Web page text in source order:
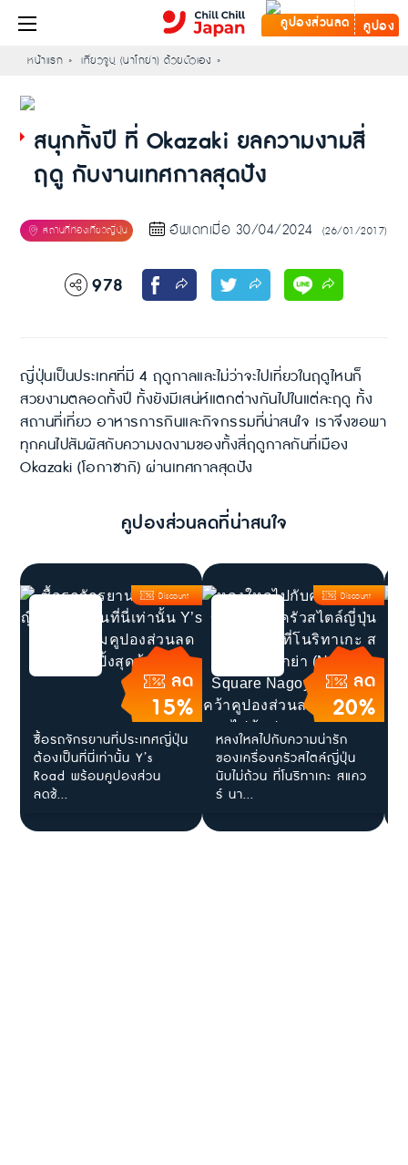
คูปอง
หน้าแรก เที่ยวจูบุ (นาโกย่า) ด้วยตัวเอง
สนุกทั้งปี ที่ Okazaki ยลความงามสี่
ฤดู กับงานเทศกาลสุดปัง
อัพเดทเมื่อ 30/04/2024 (26/01/2017)
978
ญี่ปุ่นเป็นประเทศที่มี 4 ฤดูกาลและไม่ว่าจะไปเที่ยวในฤดูไหนก็
สวยงามตลอดทั้งปี ทั้งยังมีเสน่ห์แตกต่างกันไปในแต่ละฤดู ทั้ง
สถานที่เที่ยว อาหารการกินและกิจกรรมที่น่าสนใจ เราจึงขอพา
ทุกคนไปสัมผัสกับความงดงามของทั้งสี่ฤดูกาลกันที่เมือง
Okazaki (โอกาซากิ) ผ่านเทศกาลสุดปัง
คูปองส่วนลดที่น่าสนใจ
ลด
15%
Discount
ซื้อรถจักรยานที่ประเทศญี่ปุ่น
ต้องเป็นที่นี่เท่านั้น Y’s
Road พร้อมคูปองส่วน
ลดช้...
ลด
20%
Discount
หลงใหลไปกับความน่ารัก
ของเครื่องครัวสไตล์ญี่ปุ่น
นับไม่ถ้วน ที่โนริทาเกะ สแคว
ร์ นา...